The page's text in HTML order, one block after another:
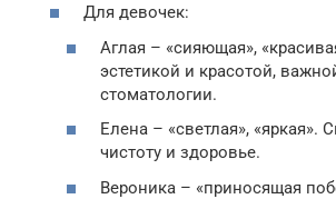
Для девочек:
Аглая – «сияющая»,
эстетикой и красотой,
стоматологии.
Елена – «светлая», «яркая».
чистоту и здоровье.
Вероника – «приносящая